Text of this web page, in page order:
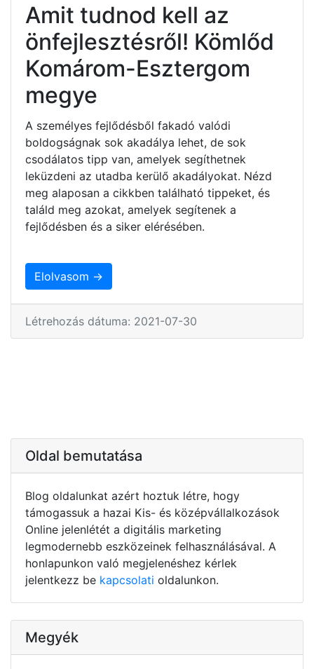
Amit tudnod kell az
önfejlesztésről! Kömlőd
Komárom-Esztergom
megye
A személyes fejlődésből fakadó valódi
boldogságnak sok akadálya lehet, de sok
csodálatos tipp van, amelyek segíthetnek
leküzdeni az utadba kerülő akadályokat. Nézd
meg alaposan a cikkben található tippeket, és
találd meg azokat, amelyek segítenek a
fejlődésben és a siker elérésében.
Elolvasom →
Létrehozás dátuma: 2021-07-30
Oldal bemutatása
Blog oldalunkat azért hoztuk létre, hogy
támogassuk a hazai Kis- és középvállalkozások
Online jelenlétét a digitális marketing
legmodernebb eszközeinek felhasználásával. A
honlapunkon való megjelenéshez kérlek
jelentkezz be kapcsolati oldalunkon.
Megyék